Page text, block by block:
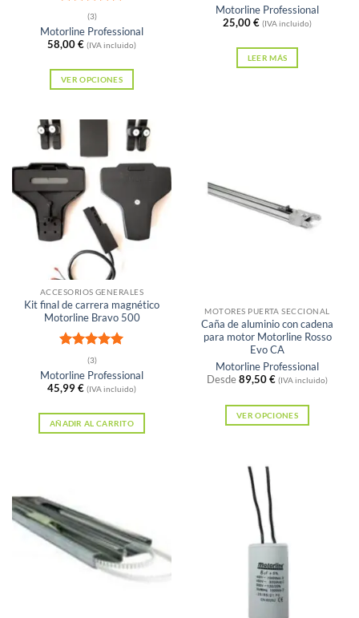
Valorado
con
5de 5
(3)
Motorline Professional
58,00€ (IVA incluido)
VER OPCIONES
producto
tiene
múltiples
variantes.
Las
opciones
se
pueden
elegir
en
la
página
de
producto
Motorline Professional
25,00€ (IVA incluido)
LEER MÁS
ACCESORIOS GENERALES
Kit final de carrera magnético
Motorline Bravo 500
Valorado
con
5de 5
(3)
Motorline Professional
45,99€ (IVA incluido)
AÑADIR AL CARRITO
MOTORES PUERTA SECCIONAL
Caña de aluminio con cadena
para motor Motorline Rosso
Evo CA
Motorline Professional
Desde89,50€ (IVA incluido)
VER OPCIONES
tiene
múltiples
variantes.
Las
opciones
se
pueden